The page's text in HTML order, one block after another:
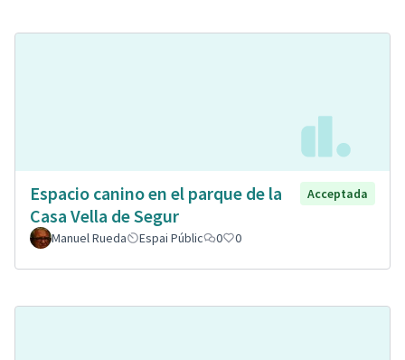
Espacio canino en el parque de la
Casa Vella de Segur
Acceptada
Manuel Rueda Espai Públic 0 0